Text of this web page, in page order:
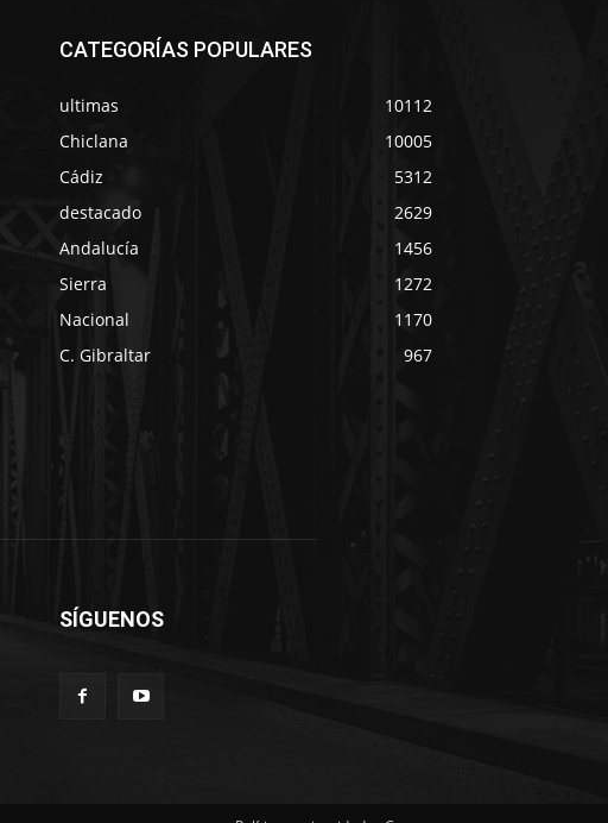
CATEGORÍAS POPULARES
ultimas
10112
Chiclana
10005
Cádiz
5312
destacado
2629
Andalucía
1456
Sierra
1272
Nacional
1170
C. Gibraltar
967
SÍGUENOS